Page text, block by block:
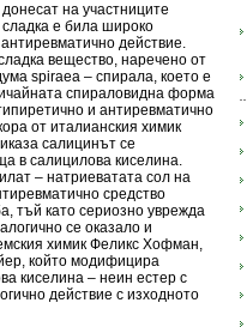
на участниците
е била широко
действие.
вещество, наречено от
spiraea – спирала, което е
спираловидна форма
и антиревматично
от италианския химик
салицинът се
в салицилова киселина.
– натриеватата сол на
средство
тъй като сериозно уврежда
се оказало и
химик Феликс Хофман,
който модифицира
киселина – неин естер с
действие с изходното